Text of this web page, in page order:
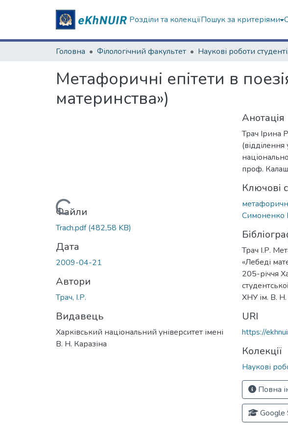
Розділи та колекціїПошук за критеріями
Головна Філологічний факультет
Метафоричні епітети в
материнства»)
Вантажиться...
Файли
Trach.pdf(482,58 KB)
Дата
2009-04-21
Автори
Трач, І.Р.
Видавець
Харківський національний університет імені
В. Н. Каразіна
Анотація
Трач Ірина
(відділення
проф.
Ключові
Симоненко
Трач І.Р.
«Лебеді
205-річчя
ХНУ ім. В.
URI
https://
Колекції
Наукові
Повна
Google